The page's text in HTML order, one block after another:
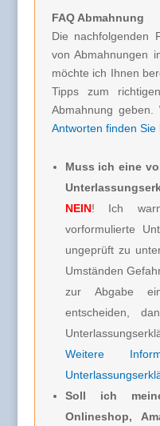
FAQ Abmahnung
Die nachfolgenden
von Abmahnungen
möchte ich Ihnen
Tipps zum
Abmahnung geben.
Antworten finden Sie
Muss ich eine
NEIN! Ich
vorformulierte
ungeprüft zu
Umständen
zur Abgabe
entscheiden,
Weitere
Soll ich
Onlineshop,